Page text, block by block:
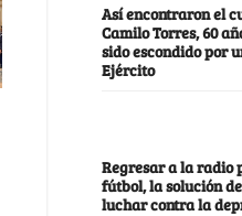
Así encontraron el
Camilo Torres, 60
sido escondido por
Ejército
Regresar a la radio
fútbol, la solución
luchar contra la